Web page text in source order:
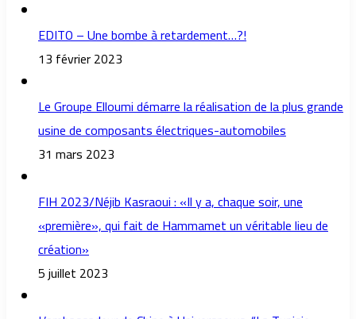
EDITO – Une bombe à retardement…?!
13 février 2023
Le Groupe Elloumi démarre la réalisation de la plus grande
usine de composants électriques-automobiles
31 mars 2023
FIH 2023/Néjib Kasraoui : «Il y a, chaque soir, une
«première», qui fait de Hammamet un véritable lieu de
création»
5 juillet 2023